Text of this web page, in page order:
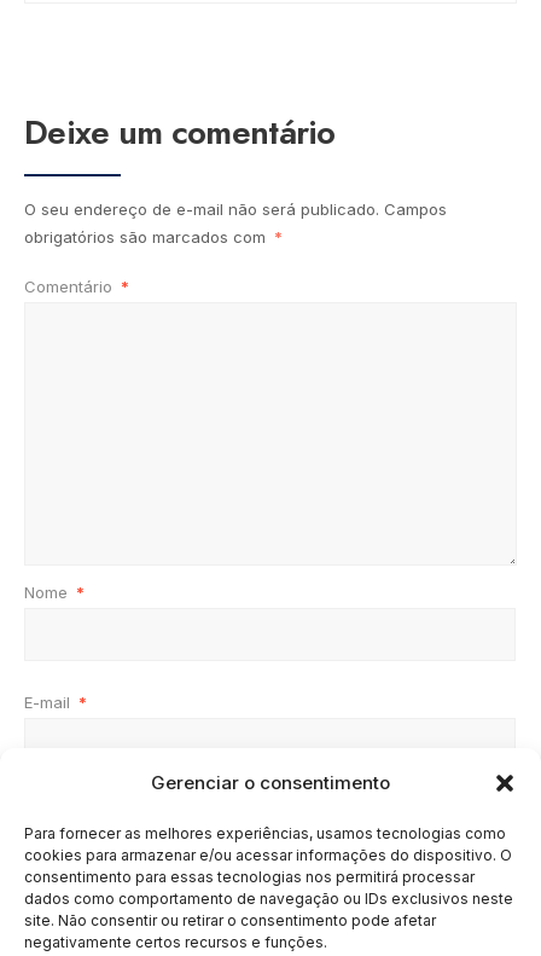
Gerenciar o consentimento
Para fornecer as melhores experiências, usamos tecnologias como
cookies para armazenar e/ou acessar informações do dispositivo. O
consentimento para essas tecnologias nos permitirá processar
dados como comportamento de navegação ou IDs exclusivos neste
site. Não consentir ou retirar o consentimento pode afetar
negativamente certos recursos e funções.
Deixe um comentário
O seu endereço de e-mail não será publicado. Campos
obrigatórios são marcados com *
Comentário *
Nome *
E-mail *